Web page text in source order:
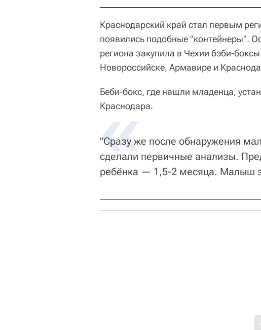
Краснодарский край стал первым
появились подобные "контейнеры".
региона закупила в Чехии бэби-
Новороссийске, Армавире и
Беби-бокс, где нашли младенца,
Краснодара.
"Сразу же после обнаружения
сделали первичные анализы.
ребёнка — 1,5-2 месяца. Малыш